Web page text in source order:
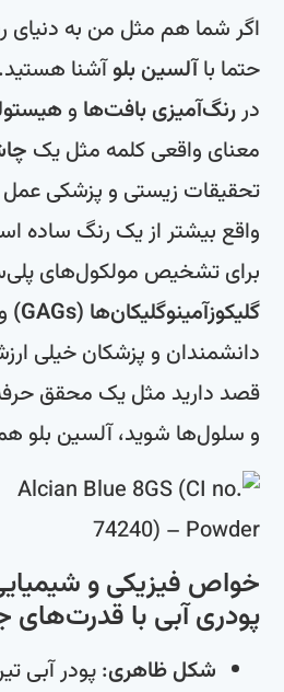
اگر شما هم مثل من به دنیای
حتما با آلسین بلوآشنا هستید.
دررنگ‌آمیزی بافت‌هاو
معنای واقعی کلمه مثل یک
تحقیقات زیستی و پزشکی عمل
واقع بیشتر از یک رنگ ساده
برای تشخیص مولکول‌های
گلیکوزآمینوگلیکان‌ها (GAGs)
و
دانشمندان و پزشکان خیلی
قصد دارید مثل یک محقق
و سلول‌ها شوید، آلسین بلو
خواص فیزیکی و شیمیایی
پودری آبی با قدرت‌های
شکل ظاهری: پودر آبی